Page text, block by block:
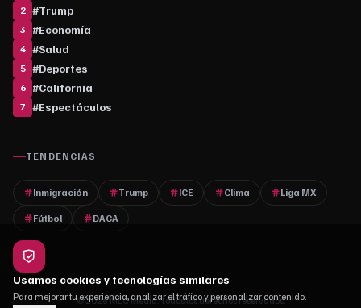
2 #Trump
3 #Economía
4 #Salud
5 #Deportes
6 #California
7 #Espectáculos
TENDENCIAS
Inmigración Trump ICE Clima Liga MX
Fútbol DACA
© 2026 MLC Media. Todos los derechos reservados.
Usamos cookies y tecnologías similares
Para mejorar tu experiencia, analizar el tráfico y personalizar contenido.